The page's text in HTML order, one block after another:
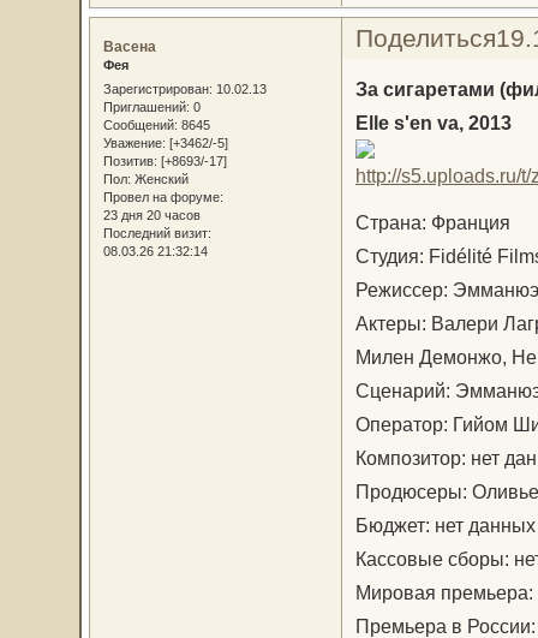
Поделиться
Васена
Фея
Зарегистрирован: 10.02.13
Приглашений: 0
Сообщений: 8645
Уважение: [+3462/-5]
Позитив: [+8693/-17]
Пол: Женский
Провел на форуме:
23 дня 20 часов
Последний визит:
08.03.26 21:32:14
За сигаретами
Elle s'en va, 2013
Страна: Франция
Студия: Fidélité
Режиссер:
Актеры: Валери
Милен Демонжо,
Сценарий:
Оператор: Гийом
Композитор: нет
Продюсеры:
Бюджет: нет данных
Кассовые сборы:
Мировая премьера:
Премьера в